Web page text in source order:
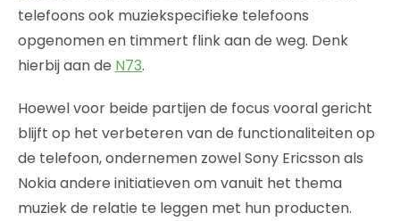
telefoons ook muziekspecifieke telefoons
opgenomen en timmert flink aan de weg. Denk
hierbij aan de N73.
Hoewel voor beide partijen de focus vooral gericht
blijft op het verbeteren van de functionaliteiten op
de telefoon, ondernemen zowel Sony Ericsson als
Nokia andere initiatieven om vanuit het thema
muziek de relatie te leggen met hun producten.